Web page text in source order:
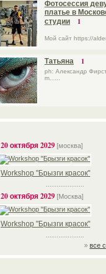
Фотосессия
платье в
студии
1
Мой сайт https://
Татьяна 1
ph: Александр
m......
20 октября 2029 [москва]
Workshop "Брызги красок"
20 октября 2029 [Москва]
Workshop "Брызги красок"
» все